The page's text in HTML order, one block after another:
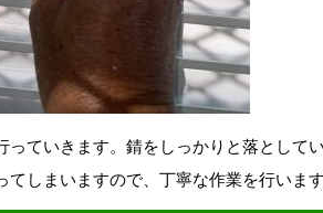
ていきます。錆をしっかりと落として
しまいますので、丁寧な作業を行います